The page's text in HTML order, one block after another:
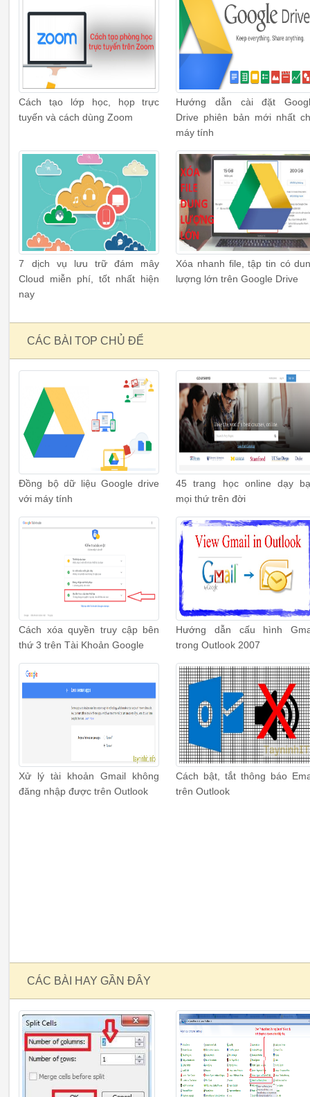
Cách tạo lớp học, họp trực
tuyến và cách dùng Zoom
Hướng dẫn cài đặt
Drive phiên bản mới nhất
máy tính
7 dịch vụ lưu trữ đám mây
Cloud miễn phí, tốt nhất hiện
nay
Xóa nhanh file, tập tin có
lượng lớn trên Google Drive
CÁC BÀI TOP CHỦ ĐỂ
Đồng bộ dữ liệu Google drive
với máy tính
45 trang học online dạy
mọi thứ trên đời
Cách xóa quyền truy cập bên
thứ 3 trên Tài Khoản Google
Hướng dẫn cấu hình
trong Outlook 2007
Xử lý tài khoản Gmail không
đăng nhập được trên Outlook
Cách bật, tắt thông báo
trên Outlook
CÁC BÀI HAY GẦN ĐÂY